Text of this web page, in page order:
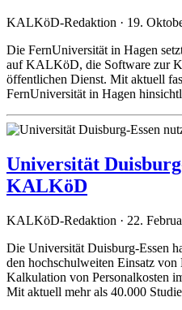
KALKöD-Redaktion · 19.
Die FernUniversität in Hagen
auf KALKöD, die Software zur
öffentlichen Dienst. Mit aktuell
FernUniversität in Hagen
Universität
KALKöD
KALKöD-Redaktion · 22.
Die Universität Duisburg-Essen
den hochschulweiten Einsatz
Kalkulation von Personalkosten
Mit aktuell mehr als 40.000